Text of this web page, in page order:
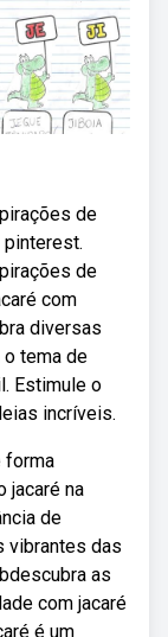
de
pinterest.
de
com
diversas
tema de
Estimule o
incríveis.
forma
jacaré na
de
vibrantes das
as
com jacaré
é um